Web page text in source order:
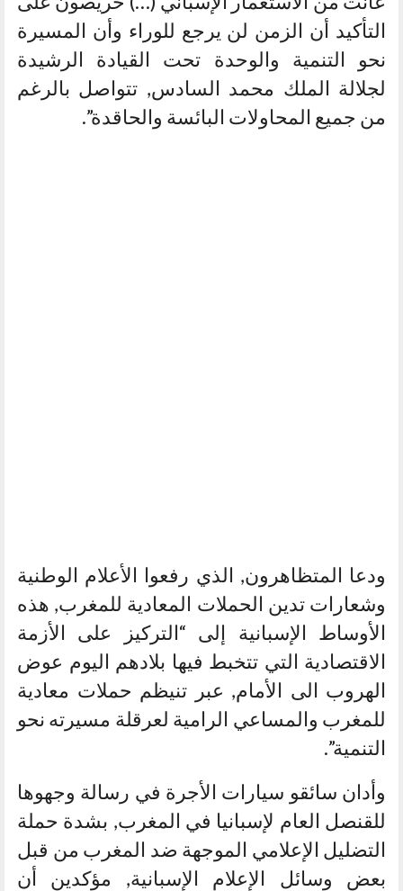
التأكيد أن الزمن لن يرجع للوراء وأن المسيرة
نحو التنمية والوحدة تحت القيادة الرشيدة
لجلالة الملك محمد السادس, تتواصل بالرغم
من جميع المحاولات البائسة والحاقدة”.
ودعا المتظاهرون, الذي رفعوا الأعلام الوطنية
وشعارات تدين الحملات المعادية للمغرب, هذه
الأوساط الإسبانية إلى “التركيز على الأزمة
الاقتصادية التي تتخبط فيها بلادهم اليوم عوض
الهروب الى الأمام, عبر تنيظم حملات معادية
للمغرب والمساعي الرامية لعرقلة مسيرته نحو
التنمية”.
وأدان سائقو سيارات الأجرة في رسالة وجهوها
للقنصل العام لإسبانيا في المغرب, بشدة حملة
التضليل الإعلامي الموجهة ضد المغرب من قبل
بعض وسائل الإعلام الإسبانية, مؤكدين أن